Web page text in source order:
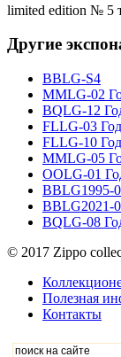
limited edition № 5
Другие
BBLG-S4
MMLG-02
BQLG-12
FLLG-03
FLLG-10
MMLG-05
OOLG-01
BBLG1995-
BBLG2021-
BQLG-08
© 2017 Zippo
Полезная
Контакты